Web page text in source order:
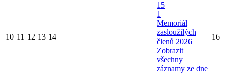
10 11 12 13 14
15
1
Memoriál
zasloužilých
členů 2026
Zobrazit
všechny
záznamy ze dne
16